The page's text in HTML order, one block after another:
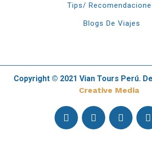
Tips/
Blogs De Viajes
Copyright © 2021 Vian Tours Perú.
Creative Media